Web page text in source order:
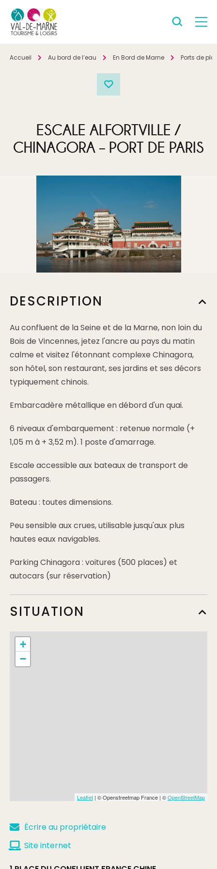
Accueil Au bord de l’eau En Bord de Marne Ports de
ESCALE ALFORTVILLE /
CHINAGORA – PORT DE PARIS
DESCRIPTION
Au confluent de la Seine et de la Marne, non loin du
Bois de Vincennes, jetez l'ancre au pays du matin
calme et visitez l'étonnant complexe Chinagora,
son hôtel, son restaurant, ses jardins et ses décors
typiquement chinois.
Embarcadère métallique en débord d'un quai.
6 niveaux d'embarquement : retenue normale (+
1,05 m à + 3,52 m). 1 poste d'amarrage.
Escale accessible aux bateaux de transport de
passagers.
Bateau : toutes dimensions.
Peu sensible aux crues, utilisable jusqu'aux plus
hautes eaux navigables.
Parking Chinagora : voitures (500 places) et
autocars (sur réservation)
SITUATION
+
−
Leaflet | © Openstreetmap France | ©OpenStreetMap
Écrire au propriétaire
Site internet